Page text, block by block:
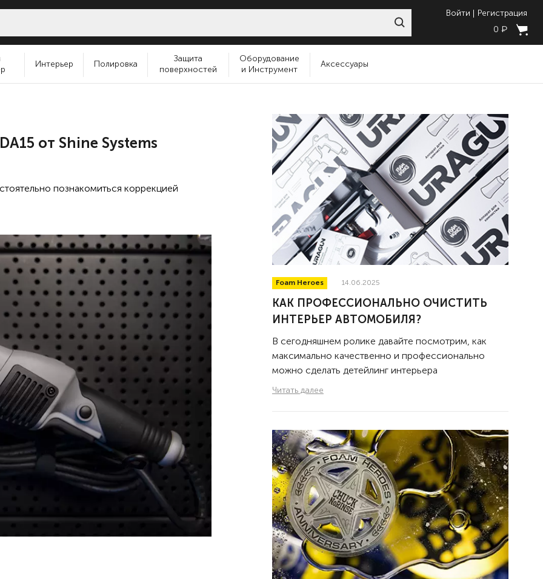
Войти
Регистрация
0 ₽
Интерьер Полировка
Защита
поверхностей
Оборудование
и Инструмент
Аксессуары
от Shine Systems
познакомиться коррекцией
Foam Heroes 14.06.2025
КАК ПРОФЕССИОНАЛЬНО ОЧИСТИТЬ
ИНТЕРЬЕР АВТОМОБИЛЯ?
В сегодняшнем ролике давайте посмотрим, как
максимально качественно и профессионально
можно сделать детейлинг интерьера
Читать далее